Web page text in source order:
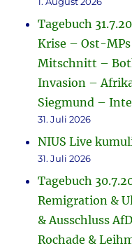
Tagebuch
Krise – Ost-
Mitschnitt –
Invasion –
Siegmund –
31. Juli 2026
NIUS Live
31. Juli 2026
Tagebuch
Remigration &
& Ausschluss
Rochade &